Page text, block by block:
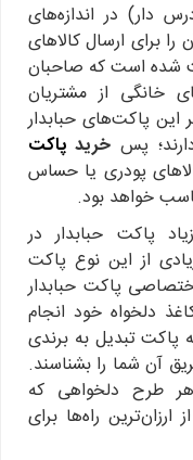
دار) در اندازه‌های
برای ارسال کالاهای
شده است که صاحبان
خانگی از مشتریان
این پاکت‌های حبابدار
پس خرید پاکت
پودری یا حساس
خواهد بود.
پاکت حبابدار در
از این نوع پاکت
پاکت حبابدار
دلخواه خود انجام
تبدیل به برندی
آن شما را بشناسند.
طرح دلخواهی که
راه‌ها برای